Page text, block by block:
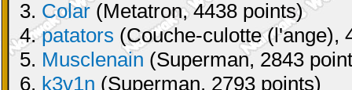
3. Colar (Metatron, 4438 points)
4.patators (Couche-culotte (l'ange),
5. Musclenain (Superman, 2843
6. k3v1n (Superman, 2793 points)